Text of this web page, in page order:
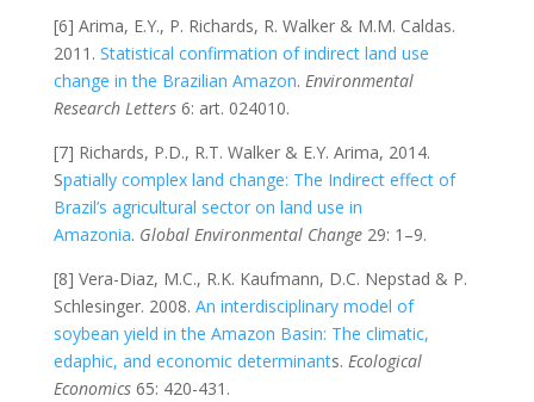
[6] Arima, E.Y., P. Richards, R. Walker & M.M. Caldas.
2011. Statistical confirmation of indirect land use
change in the Brazilian Amazon. Environmental
Research Letters6: art. 024010.
[7] Richards, P.D., R.T. Walker & E.Y. Arima, 2014.
Spatially complex land change: The Indirect effect of
Brazil’s agricultural sector on land use in
Amazonia. Global Environmental Change29: 1–9.
[8] Vera-Diaz, M.C., R.K. Kaufmann, D.C. Nepstad & P.
Schlesinger. 2008. An interdisciplinary model of
soybean yield in the Amazon Basin: The climatic,
edaphic, and economic determinants. Ecological
Economics65: 420-431.